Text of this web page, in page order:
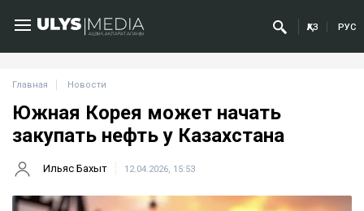
ҚАЗ РУС
Главная Новости
Южная Корея может начать
закупать нефть у Казахстана
Ильяс Бахыт 12.04.2026, 15:53